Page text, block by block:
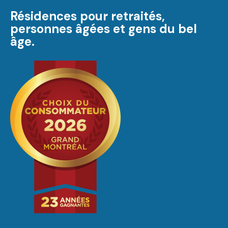
Résidences pour retraités,
personnes âgées et gens du bel
âge.